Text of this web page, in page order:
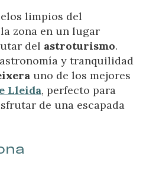
limpios del
zona en un lugar
del astroturismo.
y tranquilidad
uno de los mejores
Lleida, perfecto para
de una escapada
de este sitio web. La
este tipo de cookies se
de la web para la
de los usuarios con
función del análisis de los
usuarios del servicio. Permiten
del usuario para
servicios y para ofrecer una
productos recomendados.
personales del usuario